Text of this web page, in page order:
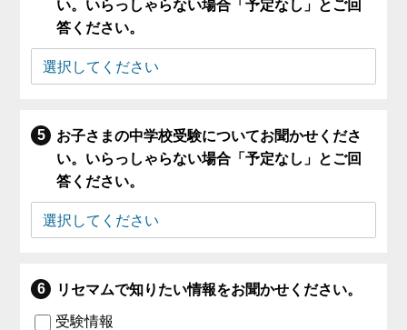
い。いらっしゃらない場合「予定なし」とご回
答ください。
お子さまの中学校受験についてお聞かせくださ
い。いらっしゃらない場合「予定なし」とご回
答ください。
リセマムで知りたい情報をお聞かせください。
受験情報